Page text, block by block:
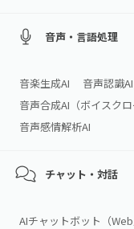
音声・言語処理
音楽生成AI 音声認識
音声合成AI（ボイスクロ
音声感情解析AI
チャット・対話
AIチャットボット（